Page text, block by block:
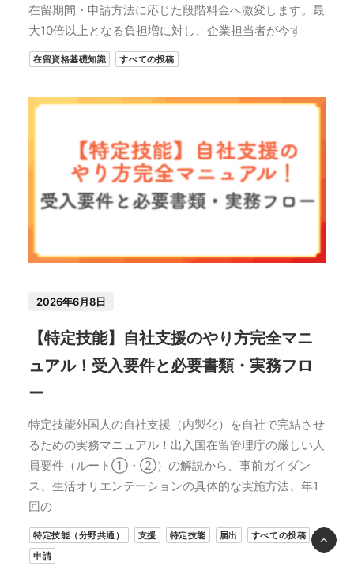
在留期間・申請方法に応じた段階料金へ激変します。最
大10倍以上となる負担増に対し、企業担当者が今す
在留資格基礎知識 すべての投稿
2026年6月8日
【特定技能】自社支援のやり方完全マニ
ュアル！受入要件と必要書類・実務フロ
ー
特定技能外国人の自社支援（内製化）を自社で完結させ
るための実務マニュアル！出入国在留管理庁の厳しい人
員要件（ルート①・②）の解説から、事前ガイダン
ス、生活オリエンテーションの具体的な実施方法、年1
回の
特定技能（分野共通） 支援 特定技能 届出
すべての投稿
申請